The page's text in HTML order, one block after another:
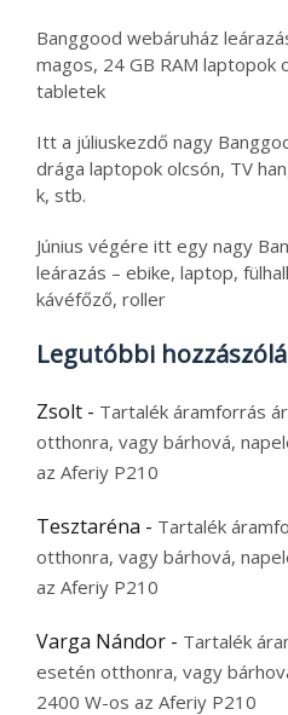
Banggood webáruház
magos, 24 GB RAM laptopok
tabletek
Itt a júliuskezdő nagy
drága laptopok olcsón, TV
k, stb.
Június végére itt egy nagy
leárazás – ebike, laptop,
kávéfőző, roller
Legutóbbi
Zsolt - Tartalék áramforrás
otthonra, vagy bárhová,
az Aferiy P210
Tesztaréna - Tartalék
otthonra, vagy bárhová,
az Aferiy P210
Varga Nándor - Tartalék
esetén otthonra, vagy
2400 W-os az Aferiy P210